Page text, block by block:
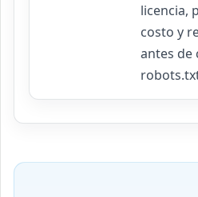
licencia,
costo y
antes de